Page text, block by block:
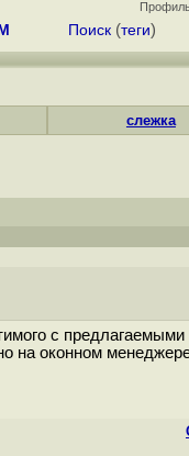
Поиск (теги)
слежка
с
на оконном